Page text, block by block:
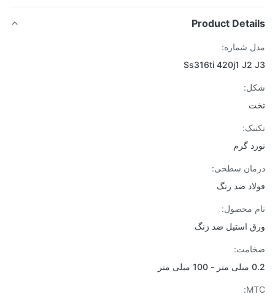
Product
شماره:
Ss316ti 420j1 J2
گرم
سطحی:
ضد زنگ
محصول:
استیل ضد زنگ